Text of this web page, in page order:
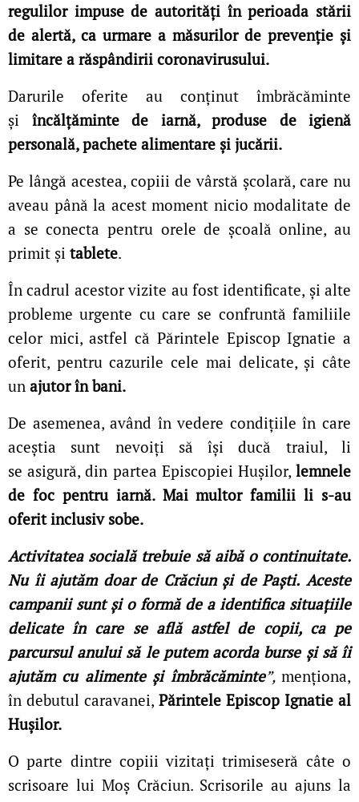
regulilor impuse de autorităţi în perioada stării
de alertă, ca urmare a măsurilor de prevenție şi
limitare a răspândirii coronavirusului.
Darurile oferite au conținut îmbrăcăminte
și încălțăminte de iarnă, produse de igienă
personală, pachete alimentare și jucării.
Pe lângă acestea, copiii de vârstă școlară, care nu
aveau până la acest moment nicio modalitate de
a se conecta pentru orele de școală online, au
primit și tablete.
În cadrul acestor vizite au fost identificate, și alte
probleme urgente cu care se confruntă familiile
celor mici, astfel că Părintele Episcop Ignatie a
oferit, pentru cazurile cele mai delicate, și câte
un ajutor în bani.
De asemenea, având în vedere condițiile în care
aceștia sunt nevoiți să își ducă traiul, li
se asigură, din partea Episcopiei Hușilor, lemnele
de foc pentru iarnă.Mai multor familii li s-au
oferit inclusiv sobe.
Activitatea socială trebuie să aibă o continuitate.
Nu îi ajutăm doar de Crăciun și de Paști. Aceste
campanii sunt și o formă de a identifica situațiile
delicate în care se află astfel de copii, ca pe
parcursul anului să le putem acorda burse și să îi
ajutăm cu alimente și îmbrăcăminte”,menționa,
în debutul caravanei, Părintele Episcop Ignatie al
Hușilor.
O parte dintre copiii vizitați trimiseseră câte o
scrisoare lui Moș Crăciun. Scrisorile au ajuns la